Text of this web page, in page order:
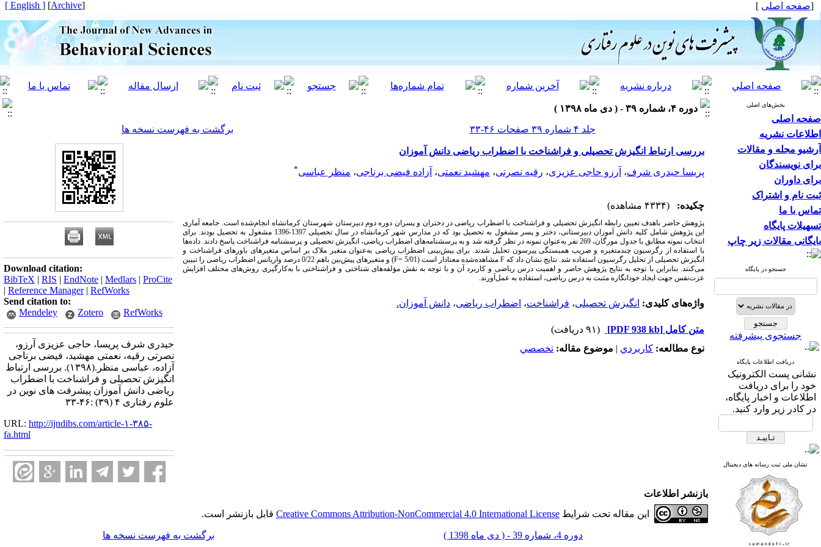
[صفحه اصلی ]
[
Archive
]
[ English ]
بخش‌های اصلی
صفحه اصلی
اطلاعات نشریه
آرشیو مجله و مقالات
برای نویسندگان
برای داوران
ثبت نام و اشتراک
تماس با ما
تسهیلات پایگاه
بایگانی مقالات زیر چاپ
جستجو در پایگاه
جستجوی پیشرفته
دریافت اطلاعات پایگاه
نشانی پست الکترونیک
خود را برای دریافت
اطلاعات و اخبار پایگاه،
در کادر زیر وارد کنید.
نشان ملی ثبت رسانه های دیجیتال
دوره ۴، شماره ۳۹ - ( دی ماه ۱۳۹۸ )
جلد ۴ شماره ۳۹ صفحات ۴۶-۳۳
برگشت به فهرست نسخه ها
بررسی ارتباط انگیزش تحصیلی و فراشناخت با اضطراب ریاضی دانش آموزان
پریسا حیدری شرف، آرزو حاجی عزیزی، رقیه نصرتی، مهشید نعمتی، آزاده فیضی برناجی، منظر عباسی*
چکیده: (۴۳۳۴ مشاهده)
پژوهش حاضر باهدف تعیین رابطه انگیزش تحصیلی و فراشناخت با اضطراب ریاضی در دختران و پسران دوره دوم دبیرستان شهرستان کرمانشاه انجام‌شده است. جامعه آماری
این پژوهش شامل کلیه دانش آموزان دبیرستانی، دختر و پسر مشغول به تحصیل بود که در مدارس شهر کرمانشاه در سال تحصیلی1397-1396
مشغول به تحصیل بودند. برای
انتخاب نمونه مطابق با جدول مورگان، 269 نفر به‌عنوان نمونه در نظر گرفته شد و به پرسشنامه‌های اضطراب ریاضی، انگیزش تحصیلی و پرسشنامه فراشناخت پاسخ دادند. داده‌ها
با استفاده از رگرسیون چندمتغیره و ضریب همبستگی پیرسون تحلیل شدند. برای پیش‌بینی اضطراب ریاضی به‌عنوان متغیر ملاک بر اساس متغیرهای باورهای فراشناخت و
انگیزش تحصیلی از تحلیل رگرسیون استفاده شد. نتایج نشان داد که F مشاهده‌شده معنادار است (5/01 =
F
) و متغیرهای پیش‌بین باهم
درصد واریانس اضطراب ریاضی را تبیین
می‌کنند. بنابراین با توجه به نتایج پژوهش حاضر و اهمیت درس ریاضی و کاربرد آن و با توجه به نقش مؤلفه‌های شناختی و فراشناختی با به‌کارگیری روش‌های مختلف افزایش
عزت‌نفس جهت ایجاد خودانگاره مثبت به درس ریاضی، استفاده به عمل‌آورند.
واژه‌های کلیدی: انگیزش تحصیلی، فراشناخت، اضطراب ریاضی، دانش آموزان.
متن کامل [PDF 938 kb]
(۹۱ دریافت)
نوع مطالعه: كاربردي | موضوع مقاله: تخصصي
Download citation:
BibTeX | RIS | EndNote | Medlars | ProCite
| Reference Manager| RefWorks
Send citation to:
Mendeley
Zotero RefWorks
حیدری شرف پریسا، حاجی عزیزی آرزو،
نصرتی رقیه، نعمتی مهشید، فیضی برناجی
آزاده، عباسی منظر.(۱۳۹۸).
بررسی ارتباط
انگیزش تحصیلی و فراشناخت با اضطراب
ریاضی دانش آموزان پیشرفت های نوین در
علوم رفتاری ۴ (۳۹) :۴۶-۳۳
URL: http://ijndibs.com/article-۱-۳۸۵-
fa.html
بازنشر اطلاعات
این مقاله تحت شرایط Creative Commons Attribution-NonCommercial 4.0 International License قابل بازنشر است.
دوره 4، شماره 39 - ( دی ماه 1398 ) برگشت به فهرست نسخه ها